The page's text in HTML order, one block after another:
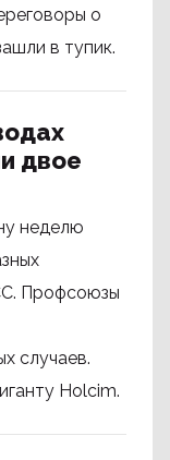
о
в тупик.
двое
неделю
Профсоюзы
случаев.
Holcim.